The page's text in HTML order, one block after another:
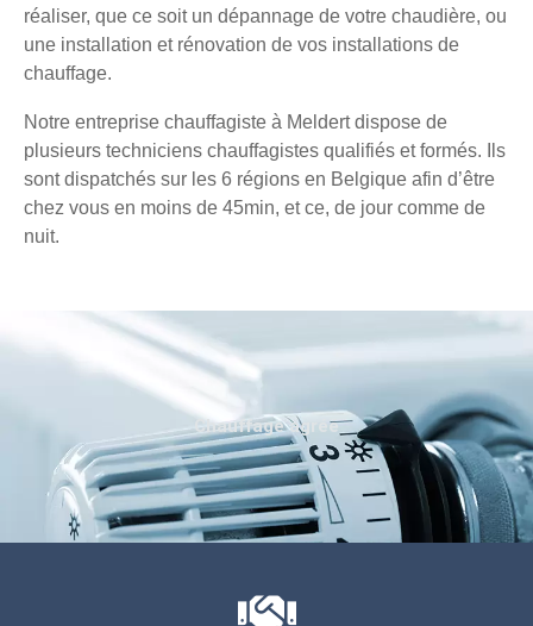
réaliser, que ce soit un dépannage de votre chaudière, ou
une installation et rénovation de vos installations de
chauffage.
Notre entreprise chauffagiste à Meldert dispose de
plusieurs techniciens chauffagistes qualifiés et formés. Ils
sont dispatchés sur les 6 régions en Belgique afin d’être
chez vous en moins de 45min, et ce, de jour comme de
nuit.
Chauffage agréé